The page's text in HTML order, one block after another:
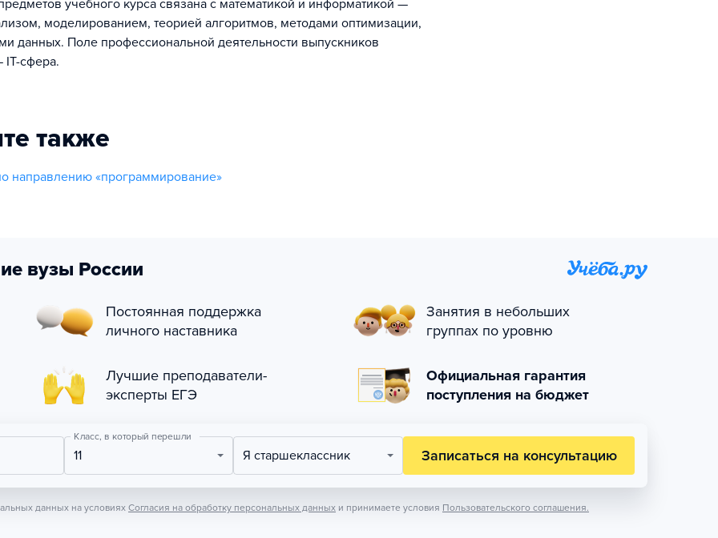
учебного курса связана с математикой и информатикой —
моделированием, теорией алгоритмов, методами оптимизации,
данных. Поле профессиональной деятельности выпускников
IT-сфера.
также
направлению «программирование»
вузы России
Постоянная поддержка
личного наставника
Занятия в небольших
группах по уровню
Лучшие преподаватели-
эксперты ЕГЭ
Официальная гарантия
поступления на бюджет
Класс, в который перешли
11 Я старшеклассник Записаться на консультацию
данных на условиях Согласия на обработку персональных данных и принимаете условия Пользовательского соглашения.